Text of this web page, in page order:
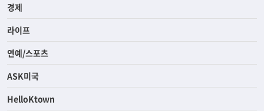
사회
경제
라이프
연예/스포츠
ASK미국